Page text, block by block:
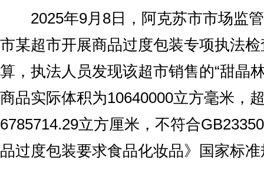
2025年9月8日，阿克苏市市场监管
市某超市开展商品过度包装专项执法
算，执法人员发现该超市销售的“甜晶
商品实际体积为10640000立方毫米，
6785714.29立方厘米，不符合
品过度包装要求食品化妆品》国家标